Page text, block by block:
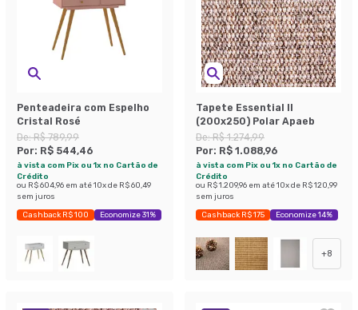
Penteadeira com Espelho
Cristal Rosé
De:R$ 789,99
Por: R$ 544,46
à vista com Pix ou 1x no Cartão de
Crédito
ou R$ 604,96 em até10x de R$ 60,49
sem juros
Cashback R$ 100 Economize 31%
Tapete Essential II
(200x250) Polar Apaeb
De:R$ 1.274,99
Por: R$ 1.088,96
à vista com Pix ou 1x no Cartão de
Crédito
ou R$ 1.209,96 em até10x de R$ 120,99
sem juros
Cashback R$ 175 Economize 14%
+8